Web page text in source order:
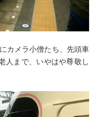
カメラ小僧たち、先頭車
人まで、いやはや尊敬し